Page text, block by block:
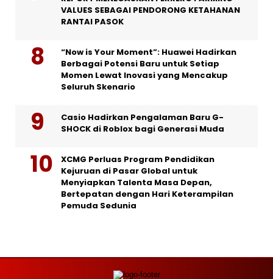
VALUES SEBAGAI PENDORONG KETAHANAN
RANTAI PASOK
“Now is Your Moment”: Huawei Hadirkan
Berbagai Potensi Baru untuk Setiap
Momen Lewat Inovasi yang Mencakup
Seluruh Skenario
Casio Hadirkan Pengalaman Baru G-
SHOCK di Roblox bagi Generasi Muda
XCMG Perluas Program Pendidikan
Kejuruan di Pasar Global untuk
Menyiapkan Talenta Masa Depan,
Bertepatan dengan Hari Keterampilan
Pemuda Sedunia